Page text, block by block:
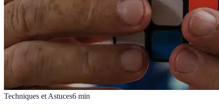
Techniques et Astuces6 min